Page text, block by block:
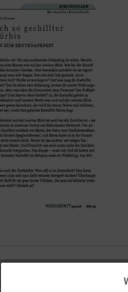
so gechillter Zierkürbis"
uns ernährende ist